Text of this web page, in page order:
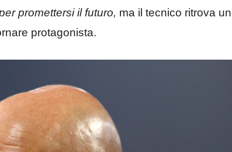
promettersi il futuro, ma il tecnico ritrova un
protagonista.